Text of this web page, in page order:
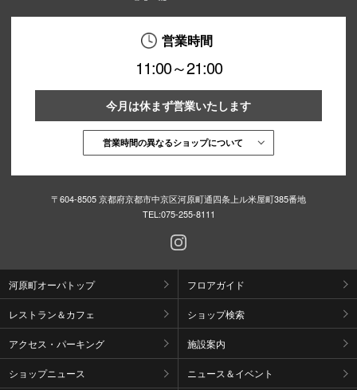
営業時間
11:00～21:00
今月は休まず営業いたします
営業時間の異なるショップについて
〒604-8505 京都府京都市中京区河原町通四条上ル米屋町385番地
TEL:075-255-8111
河原町オーパトップ フロアガイド
レストラン＆カフェ ショップ検索
アクセス・パーキング 施設案内
ショップニュース ニュース＆イベント